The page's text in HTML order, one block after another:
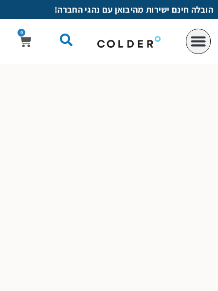
לתוכן
הובלה חינם ישירות מהיבואן עם נהגי החברה!
0